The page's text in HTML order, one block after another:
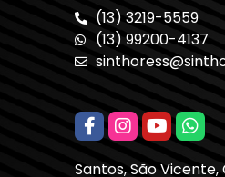
(13) 3219-5559
(13) 99200-4137
Santos, São